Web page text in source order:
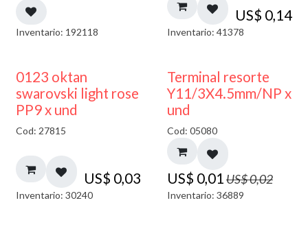
Inventario: 192118
US$ 0,14
Inventario: 41378
0123 oktan
swarovski light rose
PP9 x und
Cod: 27815
US$ 0,03
Inventario: 30240
50% DESCUENTO
Terminal resorte
Y11/3X4.5mm/NP x
und
Cod: 05080
US$ 0,01 US$0,02
Inventario: 36889